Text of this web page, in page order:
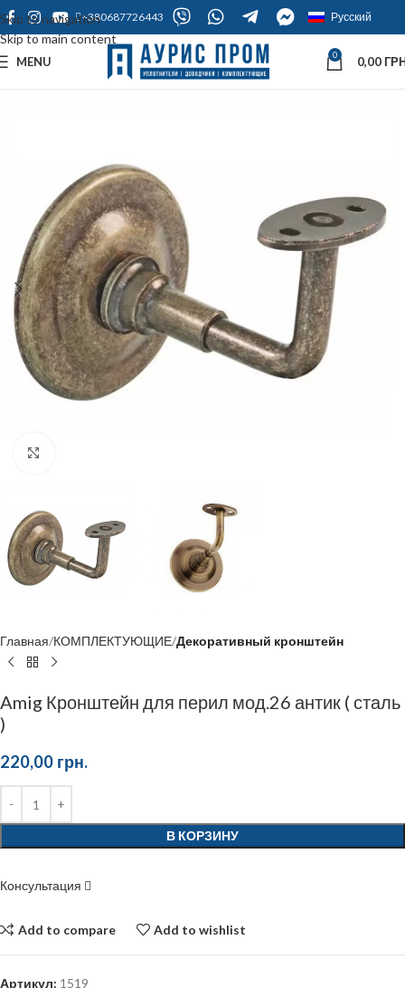
Skip to navigation
Skip to main content
+380687726443 Русский
MENU 0 0,00
Главная КОМПЛЕКТУЮЩИЕ Декоративный кронштейн
Amig Кронштейн для перил мод.26 антик ( сталь
)
220,00 грн.
В КОРЗИНУ
Консультация
Add to compare Add to wishlist
Артикул: 1519